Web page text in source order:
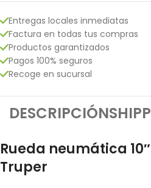
Entregas locales inmediatas
Factura en todas tus compras
Productos garantizados
Pagos 100% seguros
Recoge en sucursal
DESCRIPCIÓN
Rueda neumática
Truper